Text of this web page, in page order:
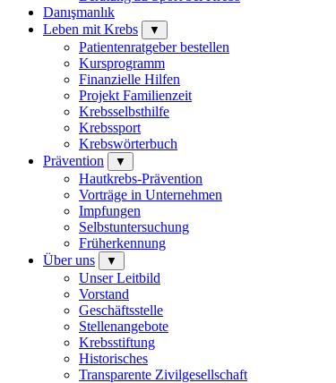
Danışmanlık
Leben mit Krebs
▼
Patientenratgeber bestellen
Kursprogramm
Finanzielle Hilfen
Projekt Familienzeit
Krebsselbsthilfe
Krebssport
Krebswörterbuch
Prävention
▼
Hautkrebs-Prävention
Vorträge in Unternehmen
Impfungen
Selbstuntersuchung
Früherkennung
Über uns
▼
Unser Leitbild
Vorstand
Geschäftsstelle
Stellenangebote
Krebsstiftung
Historisches
Transparente Zivilgesellschaft